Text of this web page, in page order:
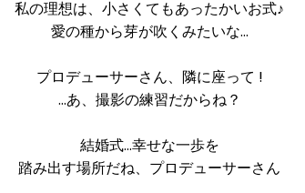
私の理想は、小さくてもあったかいお式♪
愛の種から芽が吹くみたいな…
プロデューサーさん、隣に座って !
…あ、撮影の練習だからね？
結婚式…幸せな一歩を
踏み出す場所だね、プロデューサーさん